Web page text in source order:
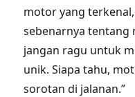
motor yang
sebenarnya tentang
jangan ragu untuk
unik. Siapa tahu,
sorotan di jalanan.”